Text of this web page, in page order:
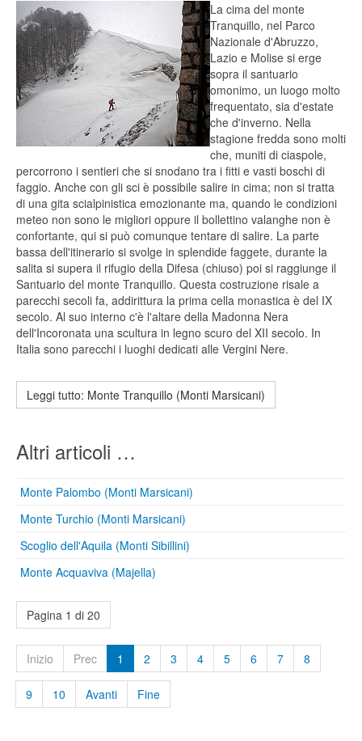
La cima del monte
Tranquillo, nel Parco
Nazionale d'Abruzzo,
Lazio e Molise si erge
sopra il santuario
omonimo, un luogo molto
frequentato, sia d'estate
che d'inverno. Nella
stagione fredda sono molti
che, muniti di ciaspole,
percorrono i sentieri che si snodano tra i fitti e vasti boschi di
faggio. Anche con gli sci è possibile salire in cima; non si tratta
di una gita scialpinistica emozionante ma, quando le condizioni
meteo non sono le migliori oppure il bollettino valanghe non è
confortante, qui si può comunque tentare di salire. La parte
bassa dell'itinerario si svolge in splendide faggete, durante la
salita si supera il rifugio della Difesa (chiuso) poi si raggiunge il
Santuario del monte Tranquillo. Questa costruzione risale a
parecchi secoli fa, addirittura la prima cella monastica è del IX
secolo. Al suo interno c'è l'altare della Madonna Nera
dell'Incoronata una scultura in legno scuro del XII secolo. In
Italia sono parecchi i luoghi dedicati alle Vergini Nere.
Leggi tutto: Monte Tranquillo (Monti Marsicani)
Altri articoli …
Monte Palombo (Monti Marsicani)
Monte Turchio (Monti Marsicani)
Scoglio dell'Aquila (Monti Sibillini)
Monte Acquaviva (Majella)
Pagina 1 di 20
Inizio Prec 1 2 3 4 5 6 7 8
9 10 Avanti Fine